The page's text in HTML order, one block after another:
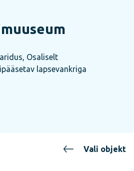
Osaliselt
lapsevankriga
Vali objekt